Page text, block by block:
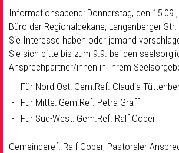
Informationsabend: Donnerstag, den
Büro der Regionaldekane, Langenberger
Sie Interesse haben oder jemand
Sie sich bitte bis zum 9.9. bei den
Ansprechpartner/innen in Ihrem
Für Nord-Ost: Gem.Ref. Claudia
Für Mitte: Gem.Ref. Petra Graff
Für Süd-West: Gem.Ref. Ralf Cober
Gemeinderef. Ralf Cober, Pastoraler